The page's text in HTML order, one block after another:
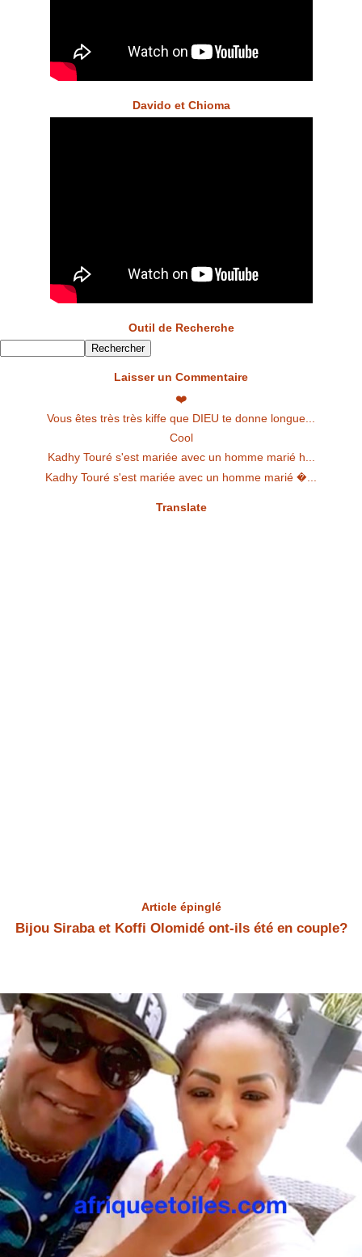
Davido et Chioma
Outil de Recherche
Laisser un Commentaire
❤️
Vous êtes très très kiffe que DIEU te donne longue...
Cool
Kadhy Touré s'est mariée avec un homme marié h...
Kadhy Touré s'est mariée avec un homme marié �...
Translate
Article épinglé
Bijou Siraba et Koffi Olomidé ont-ils été en couple?